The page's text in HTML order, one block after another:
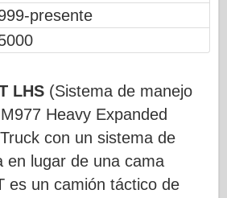
presente
LHS (Sistema de manejo
Heavy Expanded
con un sistema de
en lugar de una cama
es un camión táctico de